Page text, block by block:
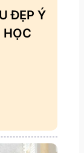
ĐẸP Ý
HỌC